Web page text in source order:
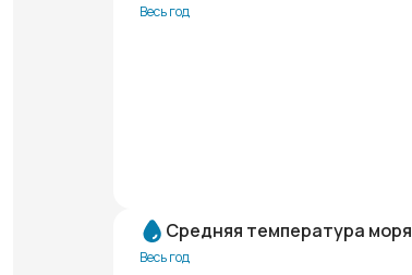
Весь год
Средняя температура моря
Весь год